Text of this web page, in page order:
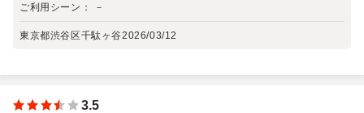
ご利用シーン： －
東京都渋谷区千駄ヶ谷2026/03/12
3.5